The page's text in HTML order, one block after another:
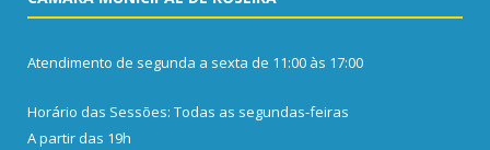
Atendimento de segunda a sexta de 11:00 às 17:00
Horário das Sessões: Todas as segundas-feiras
A partir das 19h